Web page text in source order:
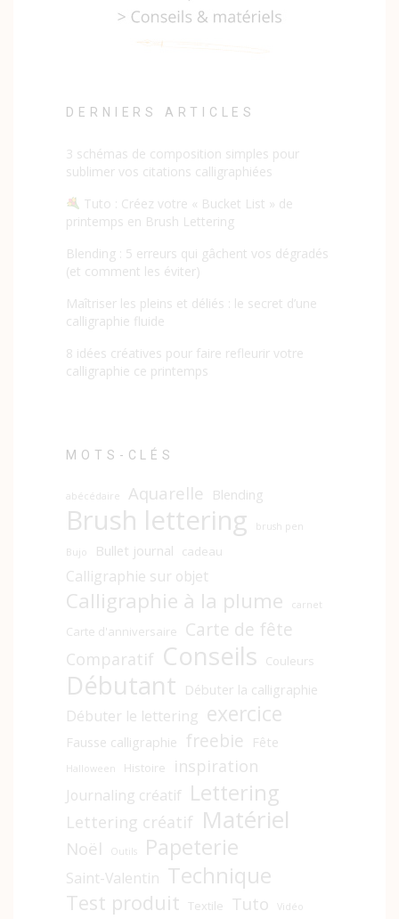
DERNIERS ARTICLES
3 schémas de composition simples pour
sublimer vos citations calligraphiées
Tuto : Créez votre « Bucket List » de
printemps en Brush Lettering
Blending : 5 erreurs qui gâchent vos dégradés
(et comment les éviter)
Maîtriser les pleins et déliés : le secret d’une
calligraphie fluide
8 idées créatives pour faire refleurir votre
calligraphie ce printemps
MOTS-CLÉS
abécédaire Aquarelle Blending
Brush lettering brush pen
Bujo Bullet journal cadeau
Calligraphie sur objet
Calligraphie à la plume carnet
Carte d'anniversaire Carte de fête
Comparatif Conseils Couleurs
Débutant Débuter la calligraphie
Débuter le lettering exercice
Fausse calligraphie freebie Fête
Halloween Histoire inspiration
Journaling créatif Lettering
Lettering créatif Matériel
Noël Outils Papeterie
Saint-Valentin Technique
Test produit Textile Tuto Vidéo